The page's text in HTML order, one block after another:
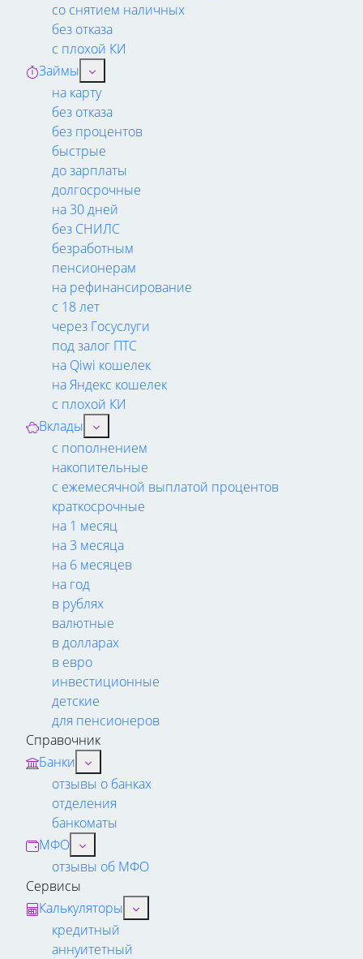
со снятием наличных
без отказа
с плохой КИ
Займы
на карту
без отказа
без процентов
быстрые
до зарплаты
долгосрочные
на 30 дней
без СНИЛС
безработным
пенсионерам
на рефинансирование
с 18 лет
через Госуслуги
под залог ПТС
на Qiwi кошелек
на Яндекс кошелек
с плохой КИ
Вклады
с пополнением
накопительные
с ежемесячной выплатой процентов
краткосрочные
на 1 месяц
на 3 месяца
на 6 месяцев
на год
в рублях
валютные
в долларах
в евро
инвестиционные
детские
для пенсионеров
Справочник
Банки
отзывы о банках
отделения
банкоматы
МФО
отзывы об МФО
Сервисы
Калькуляторы
кредитный
аннуитетный